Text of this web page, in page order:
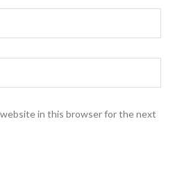
website in this browser for the next